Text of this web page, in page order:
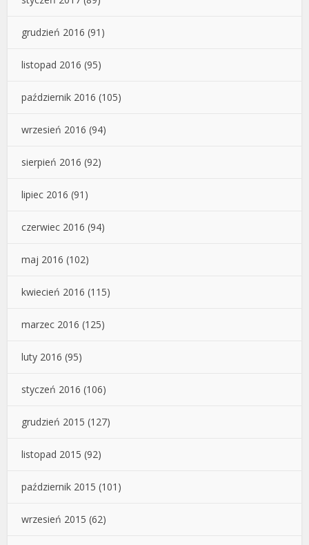
grudzień 2016 (91)
listopad 2016 (95)
październik 2016 (105)
wrzesień 2016 (94)
sierpień 2016 (92)
lipiec 2016 (91)
czerwiec 2016 (94)
maj 2016 (102)
kwiecień 2016 (115)
marzec 2016 (125)
luty 2016 (95)
styczeń 2016 (106)
grudzień 2015 (127)
listopad 2015 (92)
październik 2015 (101)
wrzesień 2015 (62)